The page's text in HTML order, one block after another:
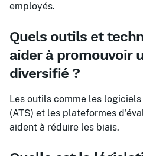
employés.
Quels outils et
aider à promouvoir
diversifié ?
Les outils comme les
(ATS) et les plateformes
aident à réduire les biais.